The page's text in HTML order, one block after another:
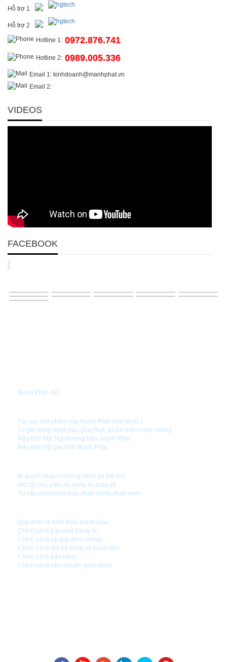
Hỗ trợ 1
Hỗ trợ 2
Hotline 1: 0972.876.741
Hotline 2: 0989.005.336
Email 1: kinhdoanh@manhphat.vn
Email 2:
VIDEOS
FACEBOOK
Mạnh Phát JSC
Tại sao sản phẩm của Mạnh Phát luôn là số 1
Tủ giữ nóng bánh bao giúp thực phẩm luôn ngon miệng
Máy trộn bột 7kg thương hiệu Mạnh Phát
Máy trộn bột gia đình Mạnh Phát
Bí quyết mua lò nướng bánh tại Hà Nội
Một số chú ý khi sử dụng lò quay vịt
Tư vấn chọn mua máy đánh trứng,đánh kem
Quy định và hình thức thanh toán
Chính sách bảo mật thông tin
Chính sách và quy định chung
Chính sách đổi trả hàng và hoàn tiền
Chính sách bảo hành
Chính sách vận chuyển giao nhận